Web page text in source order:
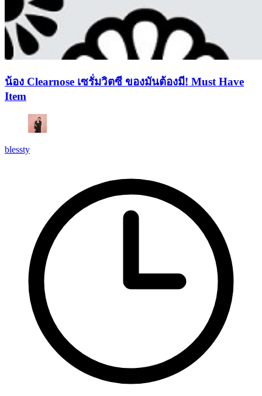
น้อง Clearnose เซรั่มวิตซี ของมันต้องมี! Must Have
Item
blessty